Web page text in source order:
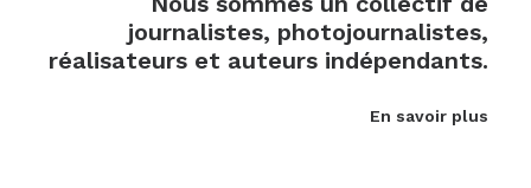
journalistes, photojournalistes,
réalisateurs et auteurs indépendants.
En savoir plus